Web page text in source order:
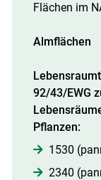
Flächen im
Almflächen
92/43/EWG
Pflanzen:
1530
2340